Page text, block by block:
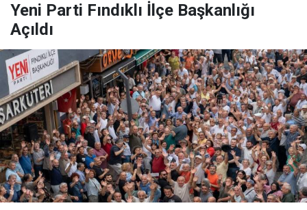
Yeni Parti Fındıklı İlçe Başkanlığı
Açıldı